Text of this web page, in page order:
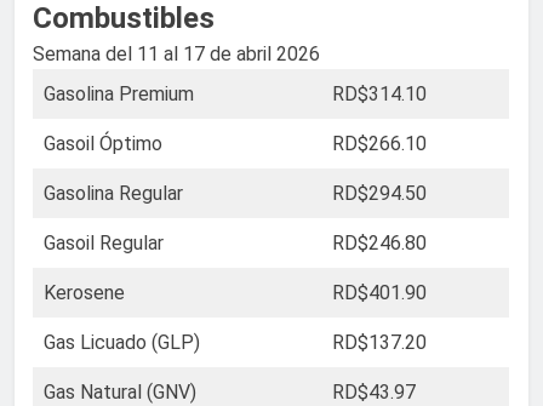
Combustibles
Semana del 11 al 17 de abril 2026
Gasolina Premium
RD$314.10
Gasoil Óptimo RD$266.10
Gasolina Regular RD$294.50
Gasoil Regular RD$246.80
Kerosene RD$401.90
Gas Licuado (GLP) RD$137.20
Gas Natural (GNV) RD$43.97